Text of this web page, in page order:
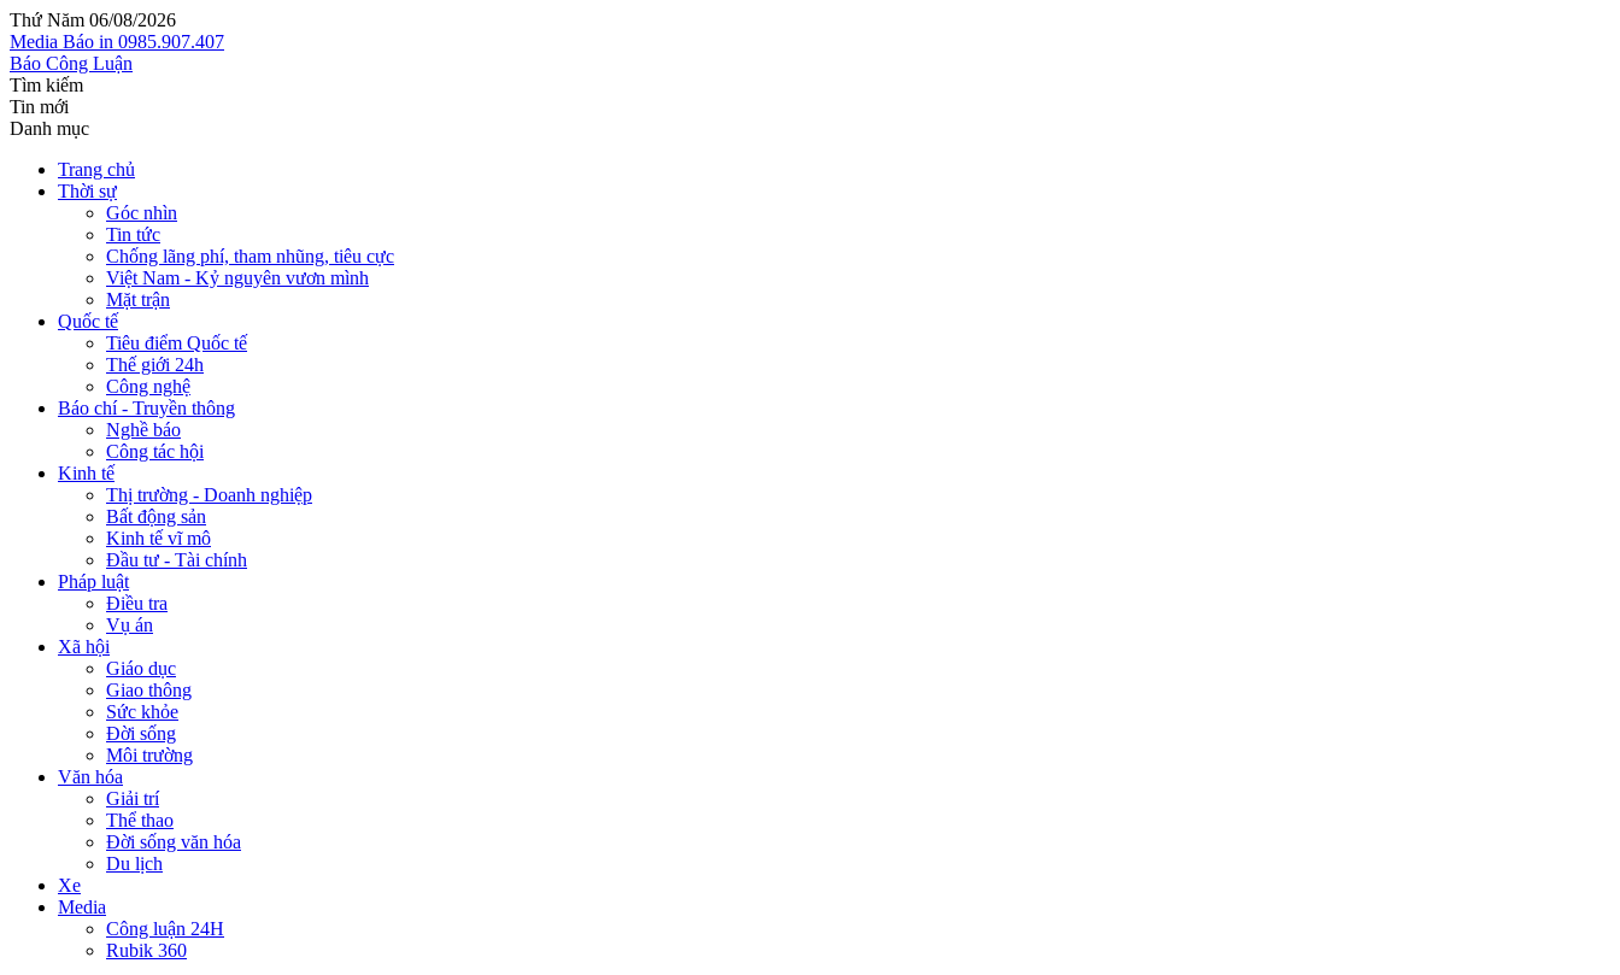
Thứ Năm 06/08/2026
Media Báo in 0985.907.407
Báo Công Luận
Tìm kiếm
Tin mới
Danh mục
Trang chủ
Thời sự
Góc nhìn
Tin tức
Chống lãng phí, tham nhũng, tiêu cực
Việt Nam - Kỷ nguyên vươn mình
Mặt trận
Quốc tế
Tiêu điểm Quốc tế
Thế giới 24h
Công nghệ
Báo chí - Truyền thông
Nghề báo
Công tác hội
Kinh tế
Thị trường - Doanh nghiệp
Bất động sản
Kinh tế vĩ mô
Đầu tư - Tài chính
Pháp luật
Điều tra
Vụ án
Xã hội
Giáo dục
Giao thông
Sức khỏe
Đời sống
Môi trường
Văn hóa
Giải trí
Thể thao
Đời sống văn hóa
Du lịch
Xe
Media
Công luận 24H
Rubik 360